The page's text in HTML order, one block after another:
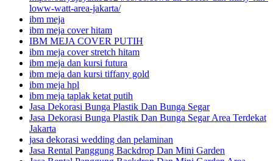
loww-watt-area-jakarta/
ibm meja
ibm meja cover hitam
IBM MEJA COVER PUTIH
ibm meja cover stretch hitam
ibm meja dan kursi futura
ibm meja dan kursi tiffany gold
ibm meja hpl
ibm meja taplak ketat putih
Jasa Dekorasi Bunga Plastik Dan Bunga Segar
Jasa Dekorasi Bunga Plastik Dan Bunga Segar Area Terdekat
Jakarta
jasa dekorasi wedding dan pelaminan
Jasa Rental Panggung Backdrop Dan Mini Garden